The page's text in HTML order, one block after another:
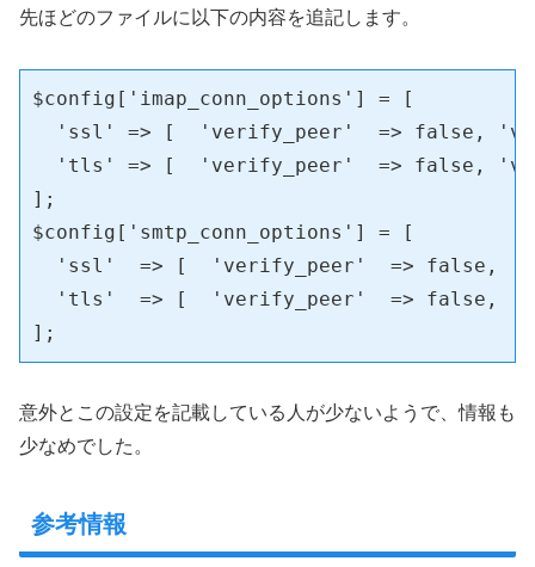
先ほどのファイルに以下の内容を追記します。
$config['imap_conn_options'] = [
'ssl' => [  'verify_peer'  => false,
'tls' => [  'verify_peer'  => false,
];
$config['smtp_conn_options'] = [
'ssl'  => [  'verify_peer'  => false,
'tls'  => [  'verify_peer'  => false,
意外とこの設定を記載している人が少ないようで、情報も
少なめでした。
参考情報